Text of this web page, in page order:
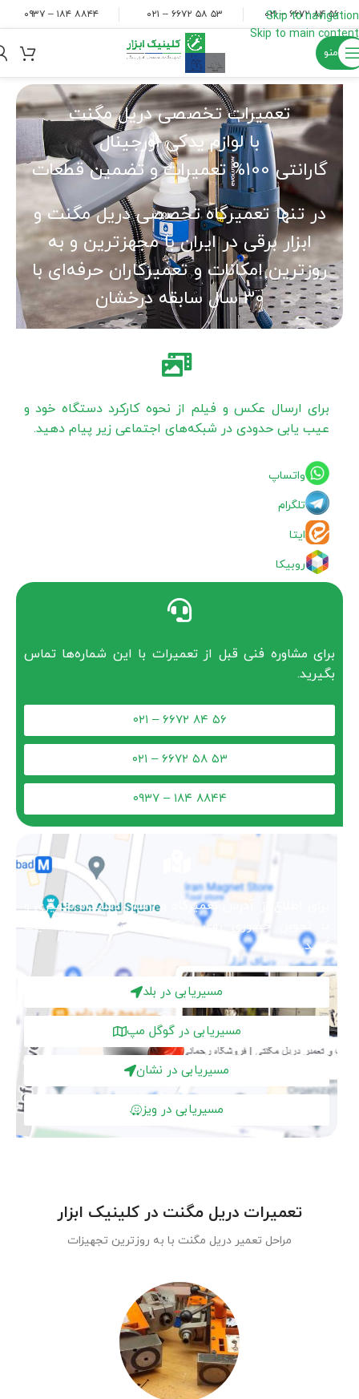
Skip to navigation
Skip to main content
۵۶ ۸۴ ۶۶۷۲ – ۰۲۱ ۵۳ ۵۸ ۶۶۷۲ – ۰۲۱ ۸۸۴۴ ۱۸۴ – ۰۹۳۷
منو
تعمیرات تخصصی دریل مگنت
با لوازم یدکی اورجینال
گارانتی 100% تعمیرات و تضمین قطعات
در تنها تعمیرگاه تخصصی دریل مگنت و
ابزار برقی در ایران با مجهزترین و به
روزترین امکانات و تعمیرکاران حرفه‌ای با
30 سال سابقه درخشان
برای ارسال عکس و فیلم از نحوه کارکرد دستگاه خود و
عیب یابی حدودی در شبکه‌های اجتماعی زیر پیام دهید.
واتساپ
تلگرام
ایتا
روبیکا
برای مشاوره فنی قبل از تعمیرات با این شماره‌ها تماس
بگیرید.
۵۶ ۸۴ ۶۶۷۲ – ۰۲۱
۵۳ ۵۸ ۶۶۷۲ – ۰۲۱
۸۸۴۴ ۱۸۴ – ۰۹۳۷
برای اطلاع از آدرس تعمیرگاه و ارسال دستگاه تعمیری و
یا تحویل حضوری روی لینک‌های مسیریابی زیر کلیک
کنید.
مسیریابی در بلد
مسیریابی در گوگل مپ
مسیریابی در نشان
مسیریابی در ویز
تعمیرات دریل مگنت در کلینیک ابزار
مراحل تعمیر دریل مگنت با به روزترین تجهیزات